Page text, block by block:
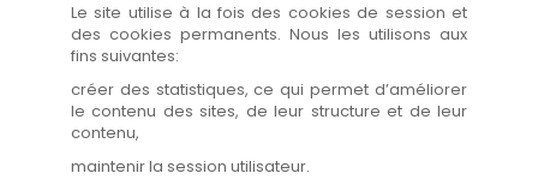
Le site utilise à la fois des cookies de session et
des cookies permanents. Nous les utilisons aux
fins suivantes:
créer des statistiques, ce qui permet d’améliorer
le contenu des sites, de leur structure et de leur
contenu,
maintenir la session utilisateur.